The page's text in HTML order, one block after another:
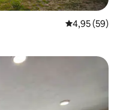
Gemiddelde
4,95 (59)